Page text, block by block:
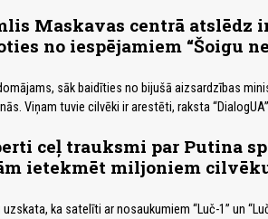
Maskavas centrā atslēdz
no iespējamiem “Šoigu
sāk baidīties no bijušā aizsardzības
Viņam tuvie cilvēki ir arestēti, raksta
ceļ trauksmi par Putina
ietekmēt miljoniem
ka satelīti ar nosaukumiem “Luč-1” un